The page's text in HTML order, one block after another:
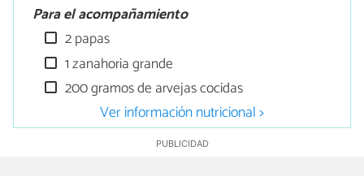
Para el acompañamiento
2 papas
1 zanahoria grande
200 gramos de arvejas cocidas
Ver información nutricional >